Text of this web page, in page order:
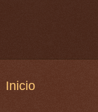
Inicio